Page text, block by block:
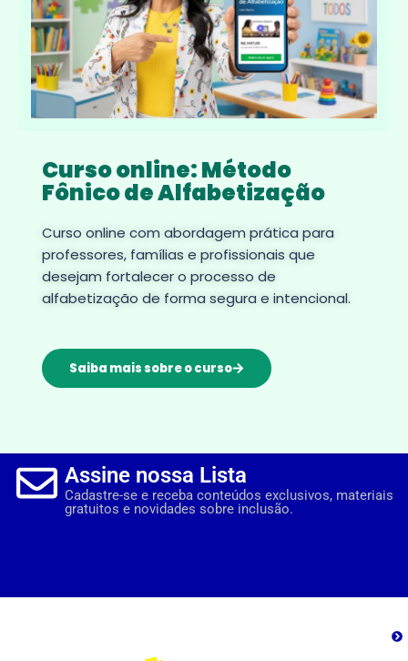
Curso online: Método
Fônico de Alfabetização
Curso online com abordagem prática para
professores, famílias e profissionais que
desejam fortalecer o processo de
alfabetização de forma segura e intencional.
Saiba mais sobre o curso
Assine nossa Lista
Cadastre-se e receba conteúdos exclusivos, materiais
gratuitos e novidades sobre inclusão.